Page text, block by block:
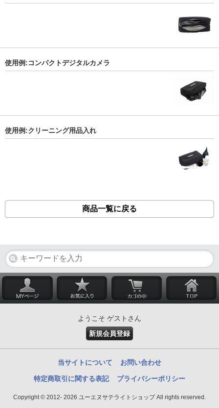
使用例:コンパクトデジタルカメラ
使用例:クリーニング用品入れ
商品一覧に戻る
ようこそ ゲストさん
新規会員登録
当サイトについて お問い合わせ
特定商取引に関する表記 プライバシーポリシー
Copyright © 2012- 2026 ユーエヌサテライトショップ All rights reserved.